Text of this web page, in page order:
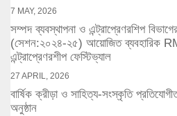
7 MAY, 2026
সম্পদ ব্যবস্থাপনা ও এন্ট্রাপ্রেণরশিপ বিভাগের
(সেশন:২০২৪-২৫) আয়োজিত ব্যবহারিক
এন্ট্রাপ্রেণরশীপ ফেস্টিভ্যাল
27 APRIL, 2026
বার্ষিক ক্রীড়া ও সাহিত্য-সংস্কৃতি
অনুষ্ঠান